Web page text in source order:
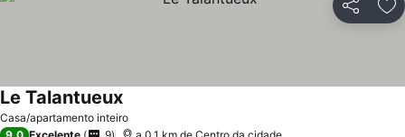
Partilhar
Casa/apartamento inteiro
Le Talantueux